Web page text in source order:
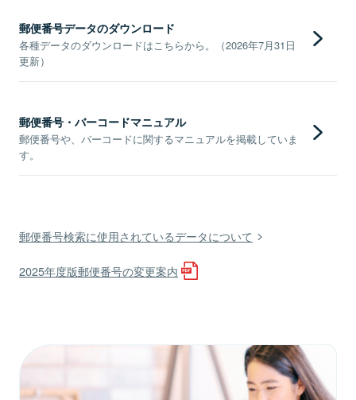
郵便番号データのダウンロード
各種データのダウンロードはこちらから。（2026年7月31日
更新）
郵便番号・バーコードマニュアル
郵便番号や、バーコードに関するマニュアルを掲載していま
す。
郵便番号検索に使用されているデータについて
2025年度版郵便番号の変更案内